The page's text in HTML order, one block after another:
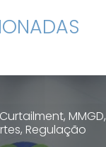
MMGD,
Regulação